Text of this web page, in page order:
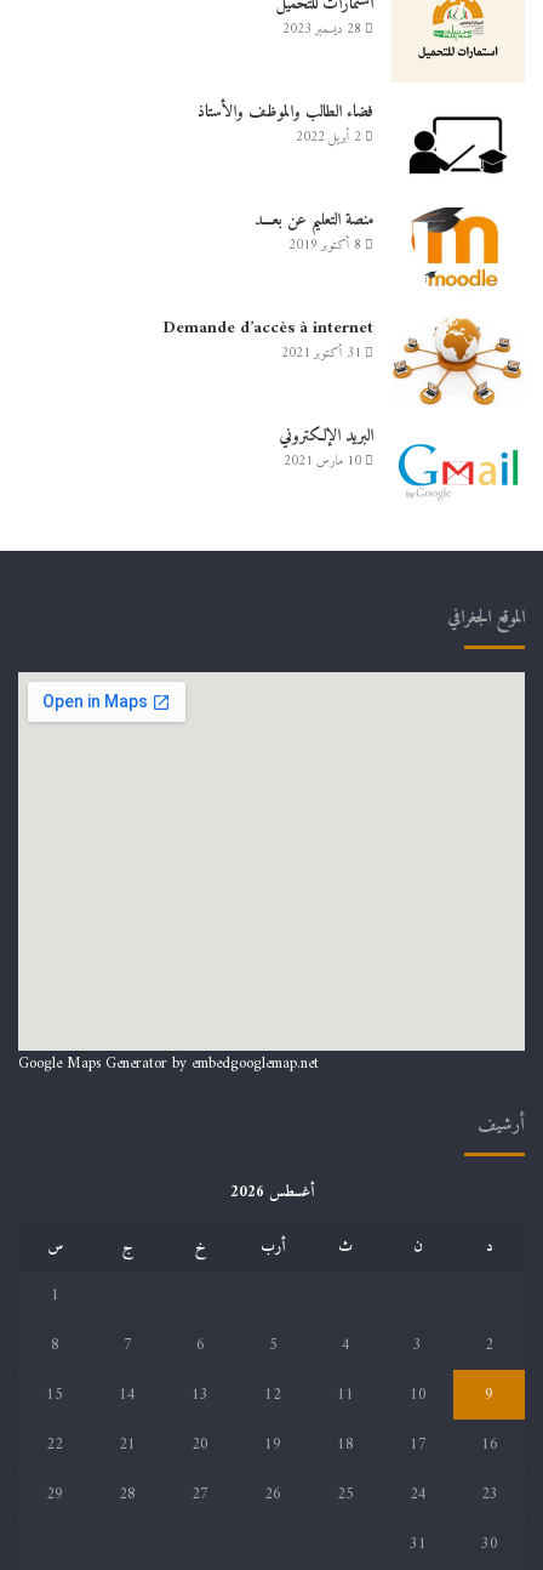
28 ديسمبر 2023
فضاء الطالب والموظف والأستاذ
2 أبريل 2022
منصة التعليم عن بعـــد
8 أكتوبر 2019
Demande d’accès à internet
31 أكتوبر 2021
البريد الإلكتروني
10 مارس 2021
الموقع الجغرافي
Google Maps Generator by embedgooglemap.net
أرشيف
أغسطس 2026
د
ن ث أرب خ ج
س
1
2
3
4
5
6
7
8
9
10
11
12
13
14
15
16
17
18
19
20
21
22
23
24
25
26
27
28
29
30
31